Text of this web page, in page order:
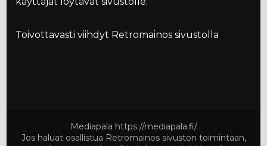
Toivottavasti viihdyt Retromainos sivustolla
Mediapala https://mediapala.fi/
Jos haluat osallistua Retromainos sivuston toimintaan,